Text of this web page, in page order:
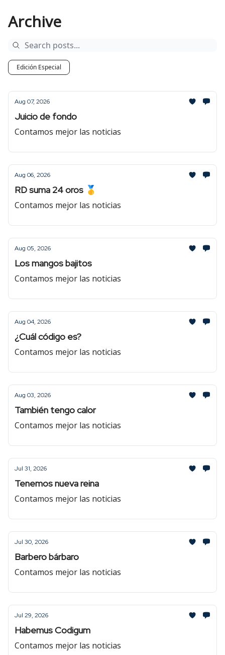
Archive
Edición Especial
Aug 07, 2026
Juicio de fondo
Contamos mejor las noticias
Aug 06, 2026
RD suma 24 oros 🥇
Contamos mejor las noticias
Aug 05, 2026
Los mangos bajitos
Contamos mejor las noticias
Aug 04, 2026
¿Cuál código es?
Contamos mejor las noticias
Aug 03, 2026
También tengo calor
Contamos mejor las noticias
Jul 31, 2026
Tenemos nueva reina
Contamos mejor las noticias
Jul 30, 2026
Barbero bárbaro
Contamos mejor las noticias
Jul 29, 2026
Habemus Codigum
Contamos mejor las noticias